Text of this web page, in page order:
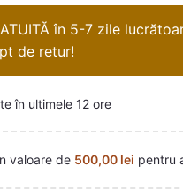
în 5-7 zile
de retur!
în ultimele 12 ore
valoare de 500,00 lei pentru